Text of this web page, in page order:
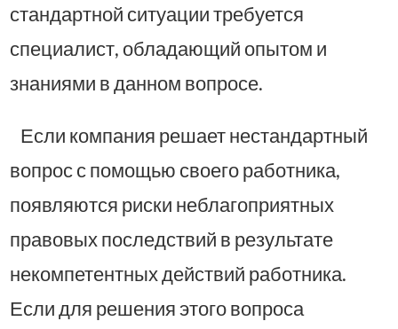
стандартной ситуации требуется
специалист, обладающий опытом и
знаниями в данном вопросе.
Если компания решает нестандартный
вопрос с помощью своего работника,
появляются риски неблагоприятных
правовых последствий в результате
некомпетентных действий работника.
Если для решения этого вопроса